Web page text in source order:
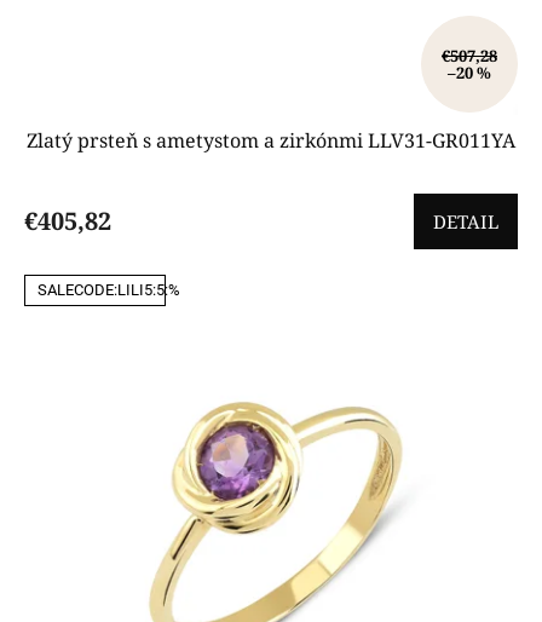
€507,28
–20 %
Zlatý prsteň s ametystom a zirkónmi LLV31-GR011YA
€405,82 DETAIL
SALECODE:LILI5:5:%